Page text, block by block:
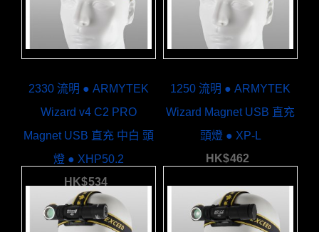
2330 流明 ● ARMYTEK
Wizard v4 C2 PRO
Magnet USB 直充 中白 頭
燈 ● XHP50.2
HK$534
1250 流明 ● ARMYTEK
Wizard Magnet USB 直充
頭燈 ● XP-L
HK$462